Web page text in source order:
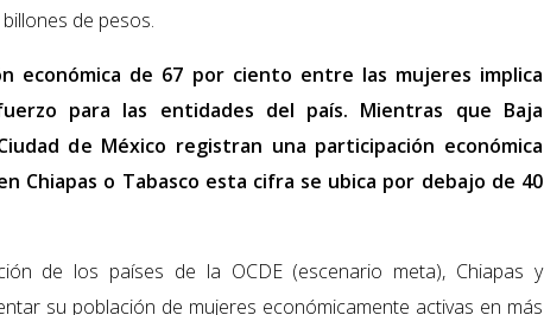
de pesos.
económica de 67 por ciento entre las mujeres implica
para las entidades del país. Mientras que Baja
de México registran una participación económica
Chiapas o Tabasco esta cifra se ubica por debajo de 40
de los países de la OCDE (escenario meta), Chiapas y
su población de mujeres económicamente activas en más